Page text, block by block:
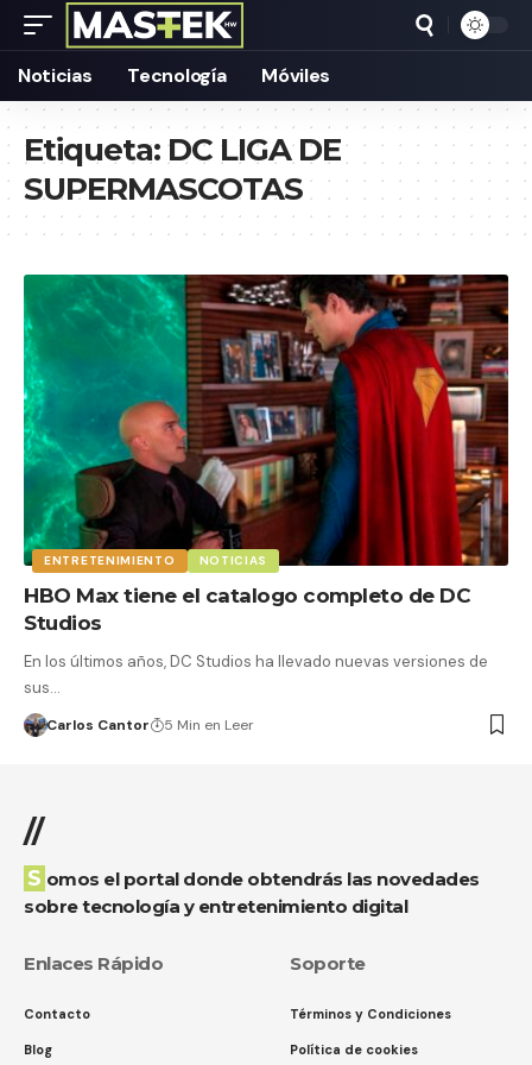
Noticias Tecnología Móviles
Etiqueta:DC LIGA DE
SUPERMASCOTAS
ENTRETENIMIENTO NOTICIAS
HBO Max tiene el catalogo completo de DC
Studios
En los últimos años, DC Studios ha llevado nuevas versiones de
sus…
Carlos Cantor 5 Min en Leer
//
Somos el portal donde obtendrás las novedades
sobre tecnología y entretenimiento digital
Enlaces Rápido
Contacto
Blog
Soporte
Términos y Condiciones
Política de cookies